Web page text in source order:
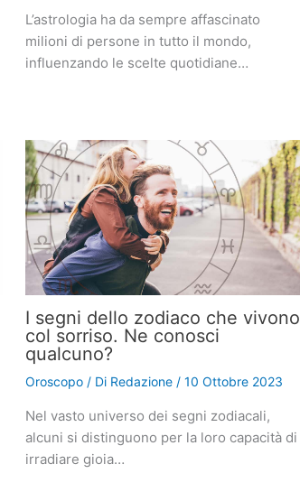
L’astrologia ha da sempre affascinato
milioni di persone in tutto il mondo,
influenzando le scelte quotidiane…
I segni dello zodiaco che vivono
col sorriso. Ne conosci
qualcuno?
Oroscopo/ Di Redazione / 10 Ottobre 2023
Nel vasto universo dei segni zodiacali,
alcuni si distinguono per la loro capacità di
irradiare gioia…